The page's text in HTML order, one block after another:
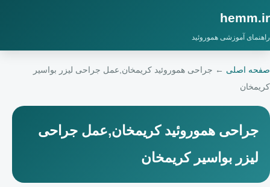
hemm.ir
راهنمای آموزشی هموروئید
صفحه اصلی ← جراحی هموروئید کریمخان,عمل جراحی لیزر بواسیر
کریمخان
جراحی هموروئید کریمخان,عمل جراحی
لیزر بواسیر کریمخان